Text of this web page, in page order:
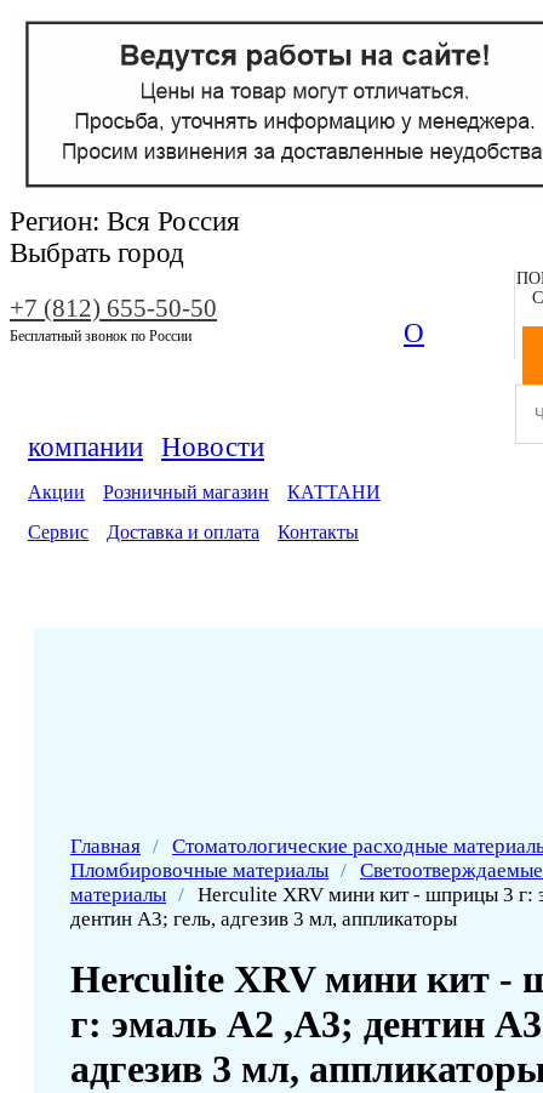
Регион: Вся Россия
Выбрать город
+7 (812) 655-50-50
Бесплатный звонок по России О
компании Новости
Акции Розничный магазин
КАТТАНИ
Сервис
Доставка и оплата Контакты
Главная / Стоматологические расходные
Пломбировочные материалы /
материалы / Herculite XRV мини кит - шприцы 3 г:
дентин А3; гель, адгезив 3 мл, аппликаторы
Herculite XRV мини кит -
г: эмаль А2 ,А3; дентин
адгезив 3 мл,